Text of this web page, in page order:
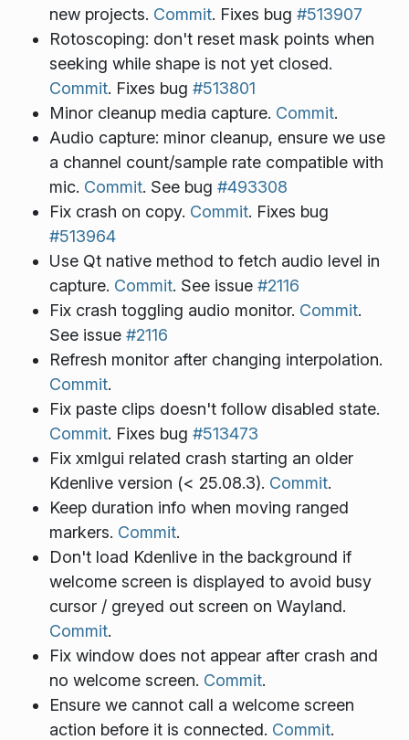
new projects. Commit. Fixes bug #513907
Rotoscoping: don't reset mask points when
seeking while shape is not yet closed.
Commit. Fixes bug #513801
Minor cleanup media capture. Commit.
Audio capture: minor cleanup, ensure we use
a channel count/sample rate compatible with
mic. Commit. See bug #493308
Fix crash on copy. Commit. Fixes bug
#513964
Use Qt native method to fetch audio level in
capture. Commit. See issue #2116
Fix crash toggling audio monitor. Commit.
See issue #2116
Refresh monitor after changing interpolation.
Commit.
Fix paste clips doesn't follow disabled state.
Commit. Fixes bug #513473
Fix xmlgui related crash starting an older
Kdenlive version (< 25.08.3). Commit.
Keep duration info when moving ranged
markers. Commit.
Don't load Kdenlive in the background if
welcome screen is displayed to avoid busy
cursor / greyed out screen on Wayland.
Commit.
Fix window does not appear after crash and
no welcome screen. Commit.
Ensure we cannot call a welcome screen
action before it is connected. Commit.